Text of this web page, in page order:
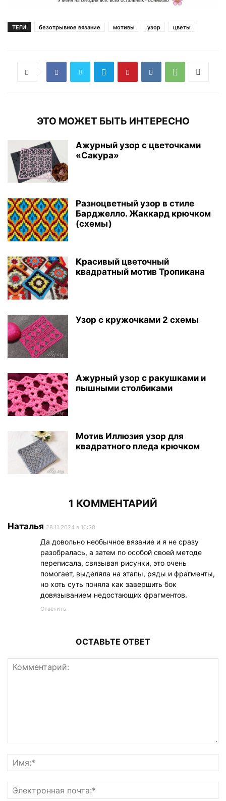
ТЕГИ безотрывное вязание мотивы узор цветы
ЭТО МОЖЕТ БЫТЬ ИНТЕРЕСНО
Ажурный узор с цветочками
«Сакура»
Разноцветный узор в стиле
Барджелло. Жаккард крючком
(схемы)
Красивый цветочный
квадратный мотив Тропикана
Узор с кружочками 2 схемы
Ажурный узор с ракушками и
пышными столбиками
Мотив Иллюзия узор для
квадратного пледа крючком
1 КОММЕНТАРИЙ
Наталья 28.11.2024 в 10:30
Да довольно необычное вязание и я не сразу
разобралась, а затем по особой своей методе
переписала, связывая рисунки, это очень
помогает, выделяла на этапы, ряды и фрагменты,
но хоть суть поняла как завершить бок
довязыванием недостающих фрагментов.
Ответить
ОСТАВЬТЕ ОТВЕТ